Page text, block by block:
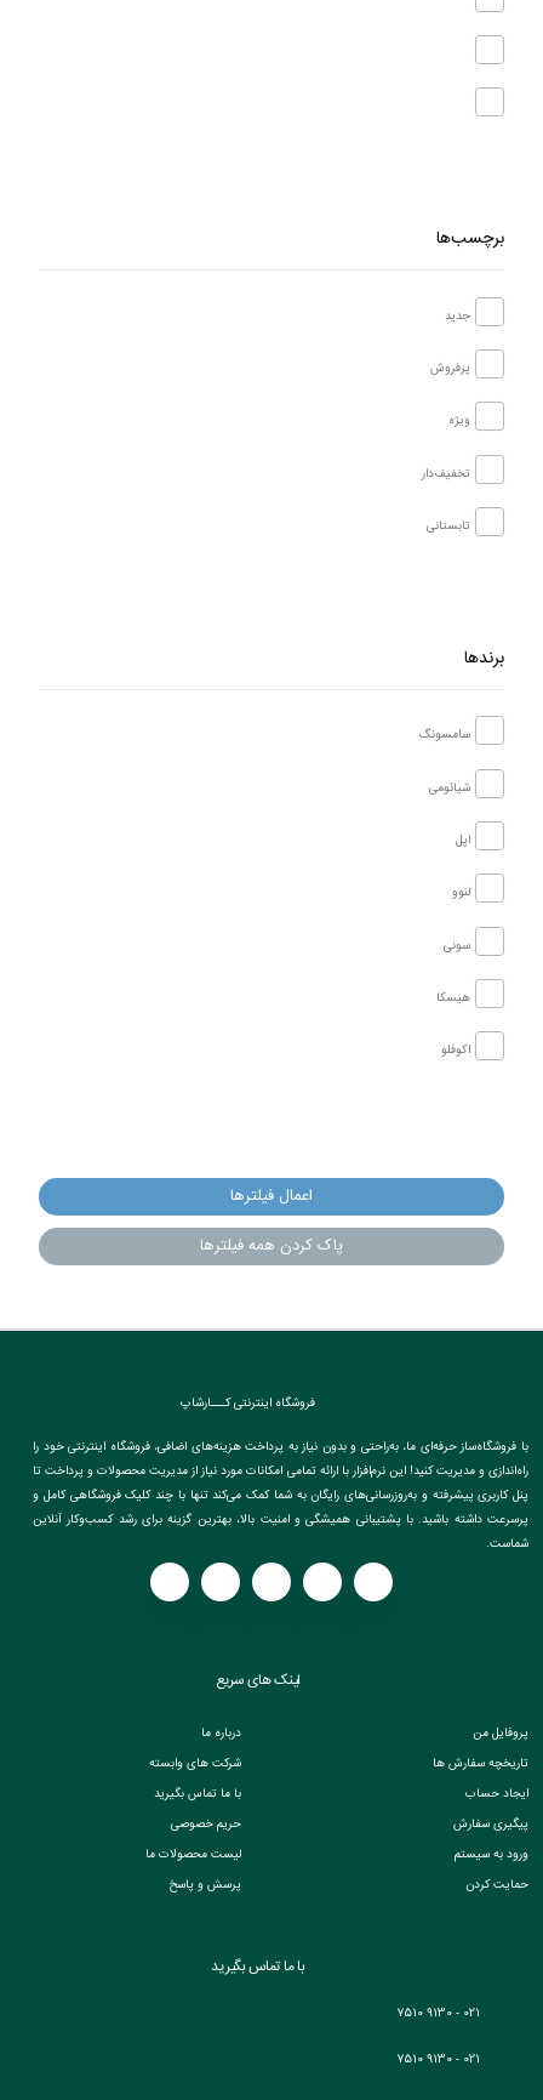
برچسب‌ها
جدید
پرفروش
ویژه
تخفیف‌دار
تابستانی
برندها
سامسونگ
شیائومی
اپل
لنوو
سونی
هیسکا
اکوفلو
اعمال فیلترها
پاک کردن همه فیلترها
فروشگاه اینترنتی کـــارشاپ
با فروشگاه‌ساز حرفه‌ای ما، به‌راحتی و بدون نیاز به پرداخت هزینه‌های اضافی، فروشگاه اینترنتی خود را
راه‌اندازی و مدیریت کنید! این نرم‌افزار با ارائه تمامی امکانات مورد نیاز از مدیریت محصولات و پرداخت تا
پنل کاربری پیشرفته و به‌روزرسانی‌های رایگان به شما کمک می‌کند تنها با چند کلیک فروشگاهی کامل و
پرسرعت داشته باشید. با پشتیبانی همیشگی و امنیت بالا، بهترین گزینه برای رشد کسب‌وکار آنلاین
شماست.
لینک های سریع
پروفایل من
تاریخچه سفارش ها
ایجاد حساب
پیگیری سفارش
ورود به سیستم
حمایت کردن
درباره ما
شرکت های وابسته
با ما تماس بگیرید
حریم خصوصی
لیست محصولات ما
پرسش و پاسخ
با ما تماس بگیرید
021 - 9130 7510
021 - 9130 7510